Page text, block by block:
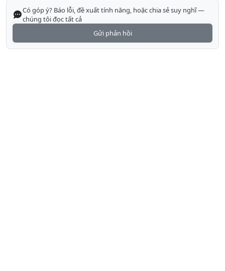
Có góp ý? Báo lỗi, đề xuất tính năng, hoặc chia sẻ suy nghĩ —
chúng tôi đọc tất cả
Gửi phản hồi